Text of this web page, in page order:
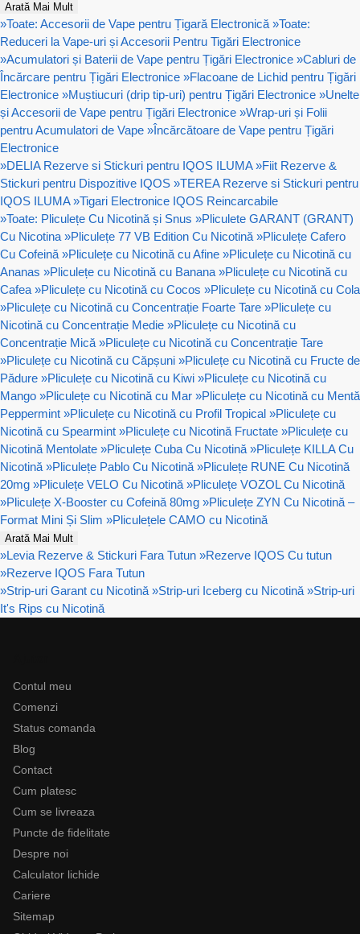
Arată Mai Mult
»Toate: Accesorii de Vape pentru Țigară Electronică »Toate:
Reduceri la Vape-uri și Accesorii Pentru Tigări Electronice
»Acumulatori și Baterii de Vape pentru Țigări Electronice »Cabluri de
Încărcare pentru Țigări Electronice »Flacoane de Lichid pentru Țigări
Electronice »Muștiucuri (drip tip-uri) pentru Țigări Electronice »Unelte
și Accesorii de Vape pentru Țigări Electronice »Wrap-uri și Folii
pentru Acumulatori de Vape »Încărcătoare de Vape pentru Țigări
Electronice
»DELIA Rezerve si Stickuri pentru IQOS ILUMA »Fiit Rezerve &
Stickuri pentru Dispozitive IQOS »TEREA Rezerve si Stickuri pentru
IQOS ILUMA »Tigari Electronice IQOS Reincarcabile
»Toate: Pliculețe Cu Nicotină și Snus »Pliculete GARANT (GRANT)
Cu Nicotina »Pliculețe 77 VB Edition Cu Nicotină »Pliculețe Cafero
Cu Cofeină »Pliculețe cu Nicotină cu Afine »Pliculețe cu Nicotină cu
Ananas »Pliculețe cu Nicotină cu Banana »Pliculețe cu Nicotină cu
Cafea »Pliculețe cu Nicotină cu Cocos »Pliculețe cu Nicotină cu Cola
»Pliculețe cu Nicotină cu Concentrație Foarte Tare »Pliculețe cu
Nicotină cu Concentrație Medie »Pliculețe cu Nicotină cu
Concentrație Mică »Pliculețe cu Nicotină cu Concentrație Tare
»Pliculețe cu Nicotină cu Căpșuni »Pliculețe cu Nicotină cu Fructe de
Pădure »Pliculețe cu Nicotină cu Kiwi »Pliculețe cu Nicotină cu
Mango »Pliculețe cu Nicotină cu Mar »Pliculețe cu Nicotină cu Mentă
Peppermint »Pliculețe cu Nicotină cu Profil Tropical »Pliculețe cu
Nicotină cu Spearmint »Pliculețe cu Nicotină Fructate »Pliculețe cu
Nicotină Mentolate »Pliculețe Cuba Cu Nicotină »Pliculețe KILLA Cu
Nicotină »Pliculețe Pablo Cu Nicotină »Pliculețe RUNE Cu Nicotină
20mg »Pliculețe VELO Cu Nicotină »Pliculețe VOZOL Cu Nicotină
»Pliculețe X-Booster cu Cofeină 80mg »Pliculețe ZYN Cu Nicotină –
Format Mini Și Slim »Pliculețele CAMO cu Nicotină
Arată Mai Mult
»Levia Rezerve & Stickuri Fara Tutun »Rezerve IQOS Cu tutun
»Rezerve IQOS Fara Tutun
»Strip-uri Garant cu Nicotină »Strip-uri Iceberg cu Nicotină »Strip-uri
It's Rips cu Nicotină
Contul meu
Comenzi
Status comanda
Blog
Contact
Cum platesc
Cum se livreaza
Puncte de fidelitate
Despre noi
Calculator lichide
Cariere
Sitemap